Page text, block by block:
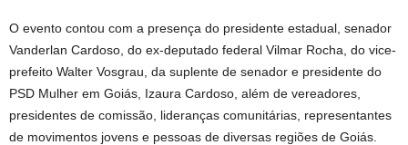
O evento contou com a presença do presidente estadual, senador
Vanderlan Cardoso, do ex-deputado federal Vilmar Rocha, do vice-
prefeito Walter Vosgrau, da suplente de senador e presidente do
PSD Mulher em Goiás, Izaura Cardoso, além de vereadores,
presidentes de comissão, lideranças comunitárias, representantes
de movimentos jovens e pessoas de diversas regiões de Goiás.